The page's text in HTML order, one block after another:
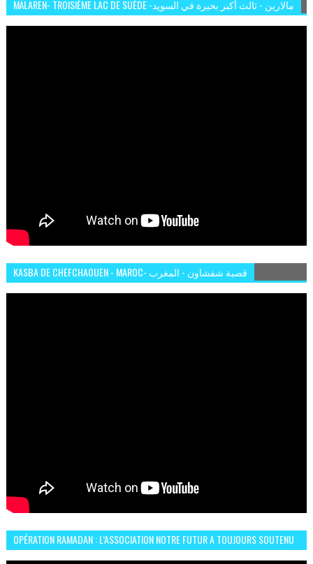
MÄLAREN- TROISIÈME LAC DE SUÈDE -مالارين - ثالث أكبر بحيرة في السويد
KASBA DE CHEFCHAOUEN - MAROC- قصبة شفشاون - المغرب
OPÉRATION RAMADAN : L’ASSOCIATION NOTRE FUTUR A TOUJOURS SOUTENU